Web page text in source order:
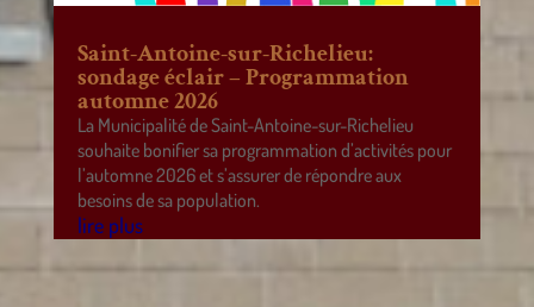
Saint-Antoine-sur-Richelieu:
sondage éclair – Programmation
automne 2026
La Municipalité de Saint-Antoine-sur-Richelieu
souhaite bonifier sa programmation d’activités pour
l’automne 2026 et s’assurer de répondre aux
besoins de sa population.
lire plus